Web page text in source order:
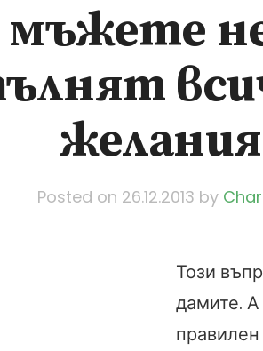
мъжете
Posted on 26.12.2013 by
Този
дамите.